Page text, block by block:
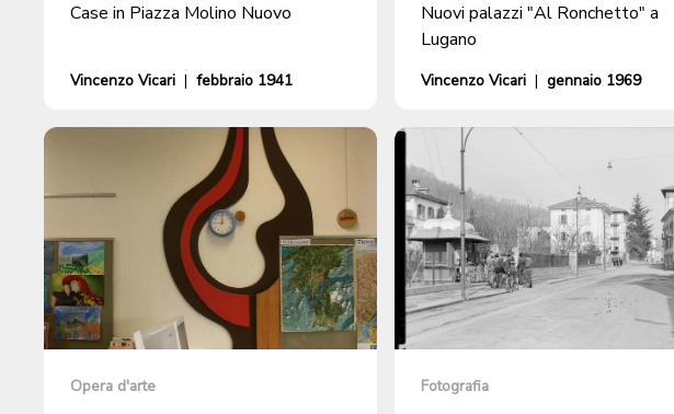
Case in Piazza Molino Nuovo
Vincenzo Vicari | febbraio 1941
Nuovi palazzi "Al Ronchetto" a
Lugano
Vincenzo Vicari | gennaio 1969
Opera d'arte Fotografia